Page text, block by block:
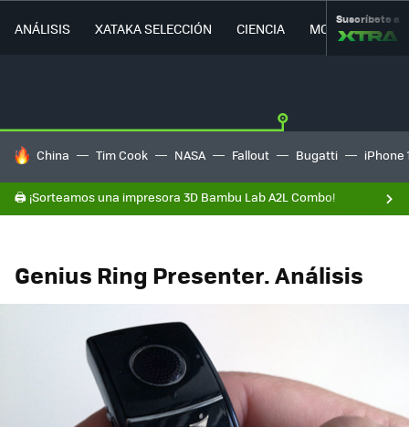
ANÁLISIS XATAKA SELECCIÓN CIENCIA MOVILIDAD
Suscríbete a
HOY SE HABLA DE
China Tim Cook NASA Fallout Bugatti iPhone
🖨️ ¡Sorteamos una impresora 3D Bambu Lab A2L Combo!
Genius Ring Presenter. Análisis